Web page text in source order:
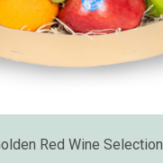
Red Wine Selection